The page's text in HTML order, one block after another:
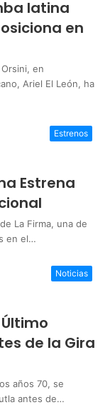
latina
en
en
Ariel El León, ha
Estrenos
Estrena
La Firma, una de
en el…
Noticias
de la Gira
años 70, se
antes de…